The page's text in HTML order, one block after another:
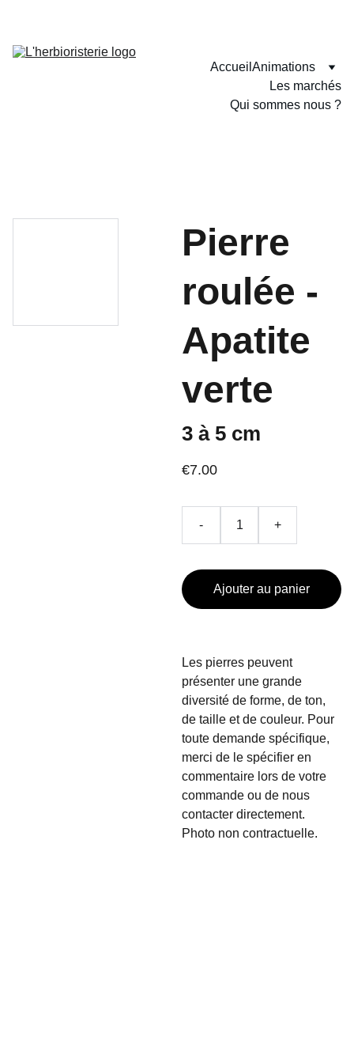
Accueil Animations
Les marchés
Qui sommes nous ?
Pierre
roulée -
Apatite
verte
3 à 5 cm
€7.00
- +
Ajouter au panier
Les pierres peuvent
présenter une grande
diversité de forme, de ton,
de taille et de couleur. Pour
toute demande spécifique,
merci de le spécifier en
commentaire lors de votre
commande ou de nous
contacter directement.
Photo non contractuelle.